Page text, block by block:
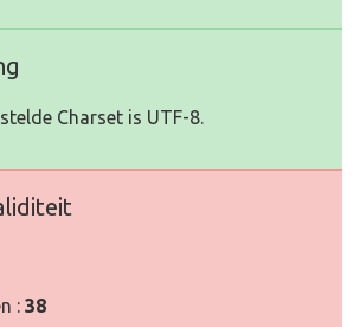
Charset is UTF-8.
: 38